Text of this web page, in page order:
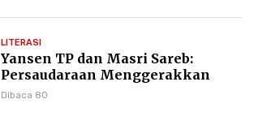
LITERASI
Yansen TP dan Masri Sareb:
Persaudaraan Menggerakkan
Literasi Borneo
Dibaca 80